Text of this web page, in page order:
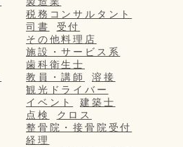
税務コンサルタント
司書
受付
その他料理店
施設・サービス系
歯科衛生士
教員・講師
溶接
観光ドライバー
イベント
建築士
点検
クロス
整骨院・接骨院受付
経理